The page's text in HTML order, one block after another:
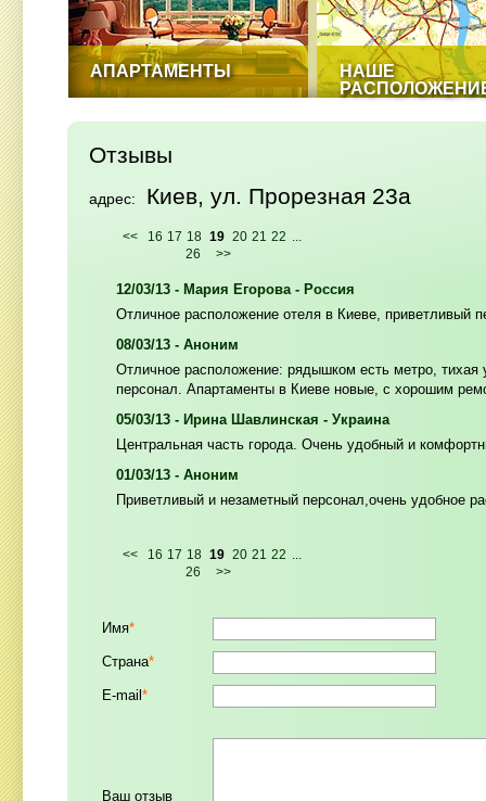
АПАРТАМЕНТЫ
НАШЕ
Отзывы
адрес: Киев, ул. Прорезная 23а
<< 16 17 18 19 20 21 22 ...
26
>>
12/03/13 - Мария Егорова - Россия
Отличное расположение отеля в Киеве, приветливый
08/03/13 - Аноним
Отличное расположение: рядышком есть метро,
персонал. Апартаменты в Киеве новые, с хорошим
05/03/13 - Ирина Шавлинская - Украина
Центральная часть города. Очень удобный и
01/03/13 - Аноним
Приветливый и незаметный персонал,очень удобное
<< 16 17 18 19 20 21 22 ...
26
>>
Имя*
Страна*
E-mail *
Ваш отзыв